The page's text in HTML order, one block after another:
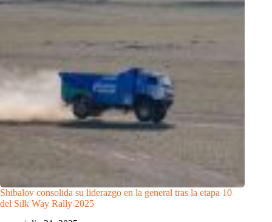
Shibalov consolida su liderazgo en la general tras la etapa 10
del Silk Way Rally 2025